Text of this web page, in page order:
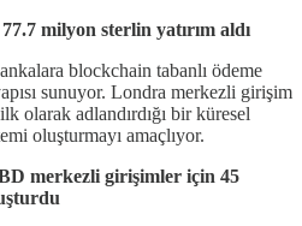
milyon sterlin yatırım aldı
blockchain tabanlı ödeme
sunuyor. Londra merkezli girişim
olarak adlandırdığı bir küresel
oluşturmayı amaçlıyor.
merkezli girişimler için 45